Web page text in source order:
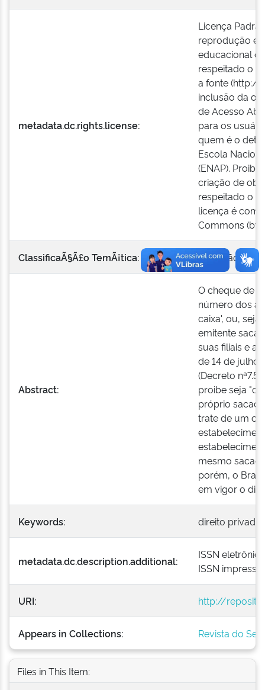
metadata.dc.rights.license:
Licença
reprodução e
educacional
respeitado o
a fonte (http://
inclusão da
de Acesso
para os
quem é o
Escola
(ENAP).
criação de
respeitado o
licença é
Commons
ClassificaÃ§Ã£o TemÃ¡tica: Inovação
Abstract:
O cheque de
número dos
caixa', ou,
emitente saca
suas filiais e
de 14 de julho
(Decreto
proibe seja "o
próprio
trate de um
mesmo
porém, o
em vigor o
Keywords: direito
metadata.dc.description.additional:
ISSN
ISSN
URI: http://
Appears in Collections: Revista do
Files in This Item: